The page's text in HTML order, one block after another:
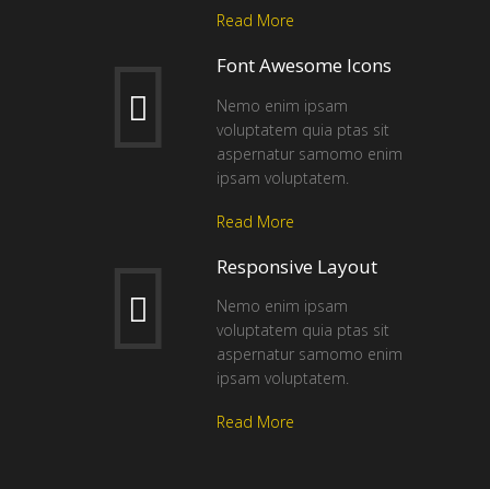
Read More
Font Awesome Icons
Nemo enim ipsam
voluptatem quia ptas sit
aspernatur samomo enim
ipsam voluptatem.
Read More
Responsive Layout
Nemo enim ipsam
voluptatem quia ptas sit
aspernatur samomo enim
ipsam voluptatem.
Read More